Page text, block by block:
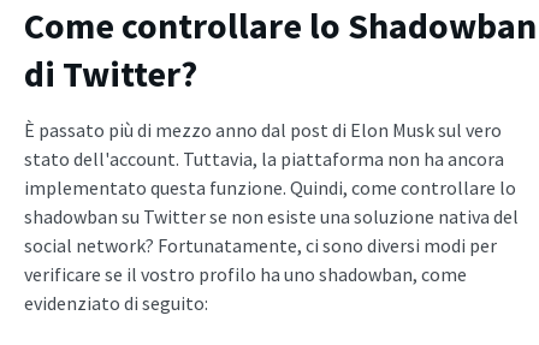
Come controllare lo Shadowban
di Twitter?
È passato più di mezzo anno dal post di Elon Musk sul vero
stato dell'account. Tuttavia, la piattaforma non ha ancora
implementato questa funzione. Quindi, come controllare lo
shadowban su Twitter se non esiste una soluzione nativa del
social network? Fortunatamente, ci sono diversi modi per
verificare se il vostro profilo ha uno shadowban, come
evidenziato di seguito: